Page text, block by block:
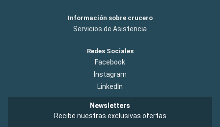
Información sobre crucero
Servicios de Asistencia
Redes Sociales
Facebook
Instagram
LinkedIn
Newsletters
Recibe nuestras exclusivas ofertas